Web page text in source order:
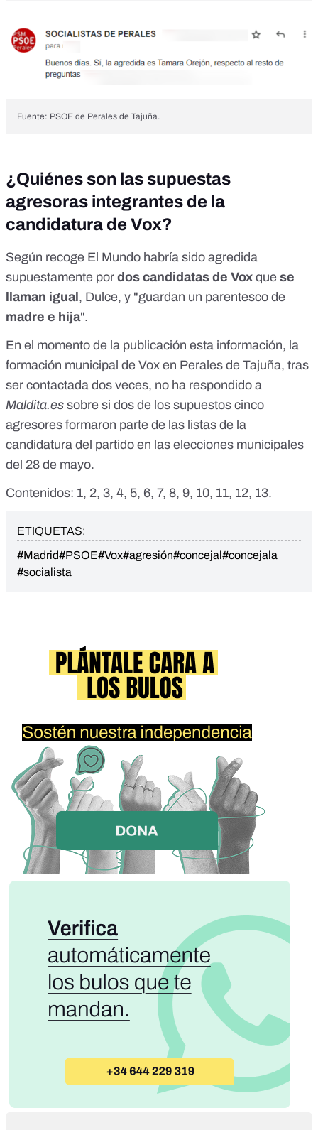
Fuente: PSOE de Perales de Tajuña.
¿Quiénes son las supuestas
agresoras integrantes de la
candidatura de Vox?
Según recoge El Mundo habría sido agredida
supuestamente por dos candidatas de Vox que se
llaman igual, Dulce, y "guardan un parentesco de
madre e hija".
En el momento de la publicación esta información, la
formación municipal de Vox en Perales de Tajuña, tras
ser contactada dos veces, no ha respondido a
Maldita.es sobre si dos de los supuestos cinco
agresores formaron parte de las listas de la
candidatura del partido en las elecciones municipales
del 28 de mayo.
Contenidos: 1, 2, 3, 4, 5, 6, 7, 8, 9, 10, 11, 12, 13.
ETIQUETAS:
#Madrid#PSOE#Vox#agresión#concejal#concejala
#socialista